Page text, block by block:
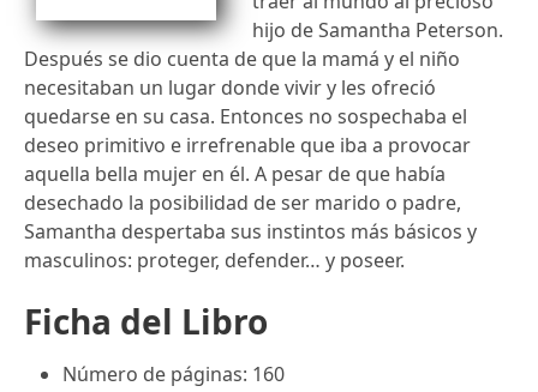
hijo de Samantha Peterson.
Después se dio cuenta de que la mamá y el niño
necesitaban un lugar donde vivir y les ofreció
quedarse en su casa. Entonces no sospechaba el
deseo primitivo e irrefrenable que iba a provocar
aquella bella mujer en él. A pesar de que había
desechado la posibilidad de ser marido o padre,
Samantha despertaba sus instintos más básicos y
masculinos: proteger, defender… y poseer.
Ficha del Libro
Número de páginas: 160